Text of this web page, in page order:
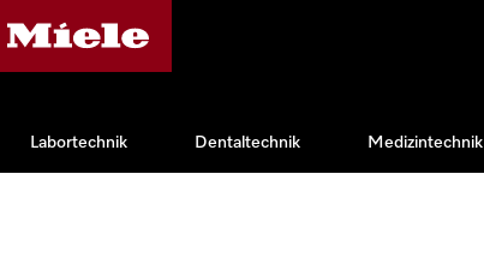
Labortechnik Dentaltechnik Medizintechnik